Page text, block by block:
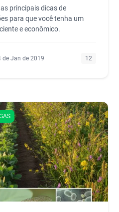
principais dicas de
para que você tenha um
e econômico.
de Jan de 2019 12